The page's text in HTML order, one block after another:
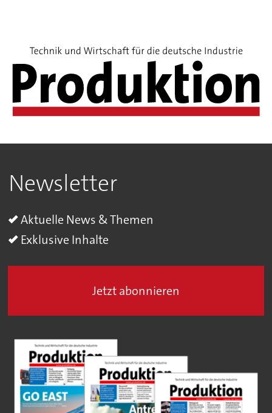
Newsletter
Aktuelle News & Themen
Exklusive Inhalte
Jetzt abonnieren